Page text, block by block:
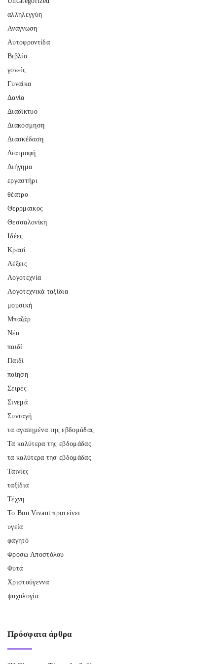
αλληλεγγύη
Ανάγνωση
Αυτοφροντίδα
Βιβλίο
γονείς
Γυναίκα
Δανία
Διαδίκτυο
Διακόσμηση
Διασκέδαση
Διατροφή
Διήγημα
εργαστήρι
θέατρο
Θερρμαικος
Θεσσαλονίκη
Ιδέες
Κρασί
Λέξεις
Λογοτεχνία
Λογοτεχνικά ταξίδια
μουσική
Μπαζάρ
Νέα
παιδί
Παιδί
ποίηση
Σειρές
Σινεμά
Συνταγή
τα αγαπημένα της εβδομάδας
Τα καλύτερα της εβδομάδας
τα καλύτερα τησ εβδομάδας
Ταινίες
ταξίδια
Τέχνη
Το Bon Vivant προτείνει
υγεία
φαγητό
Φρόσω Αποστόλου
Φυτά
Χριστούγεννα
ψυχολογία
Πρόσφατα άρθρα